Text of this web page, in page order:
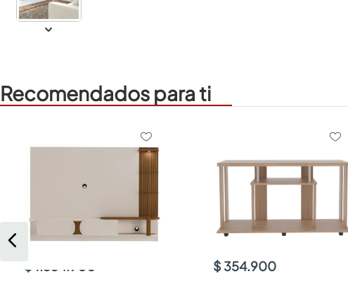
Recomendados para ti
$ 1.334.900 $ 354.900